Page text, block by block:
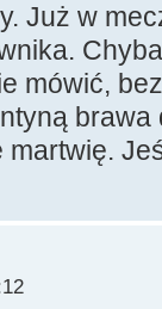
Już w
mówić,
brawa